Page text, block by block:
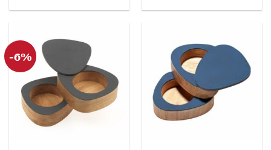
war:
ist:
war:
ist:
-6%